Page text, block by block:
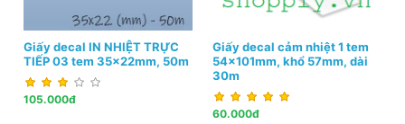
Giấy decal IN NHIỆT TRỰC
TIẾP 03 tem 35x22mm, 50m
105.000đ
Giấy decal cảm nhiệt 1 tem
54x101mm, khổ 57mm, dài
30m
60.000đ